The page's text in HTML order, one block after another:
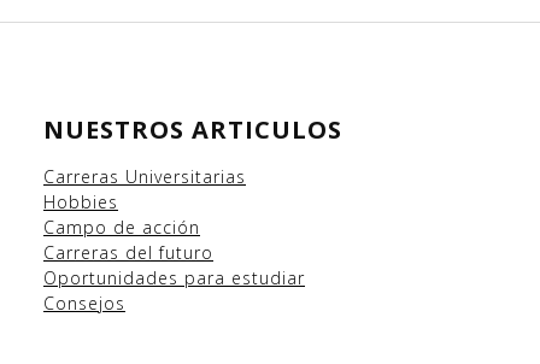
NUESTROS ARTICULOS
Carreras Universitarias
Hobbies
Campo de acción
Carreras del futuro
Oportunidades para estudiar
Consejos